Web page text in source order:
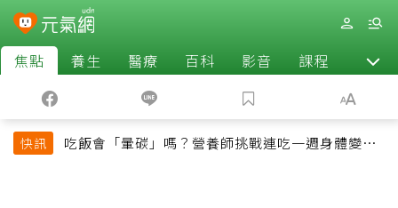
焦點 養生 醫療 百科 影音 課程 退休
快訊
吃飯會「暈碳」嗎？營養師挑戰連吃一週身體變化